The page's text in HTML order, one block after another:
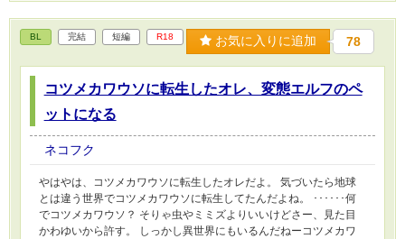
BL 完結 短編 R18 お気に入りに追加 78
コツメカワウソに転生したオレ、変態エルフのペ
ットになる
ネコフク
やはやは、コツメカワウソに転生したオレだよ。 気づいたら地球
とは違う世界でコツメカワウソに転生してたんだよね。 ･･････何
でコツメカワウソ？ そりゃ虫やミミズよりいいけどさー、見た目
かわゆいから許す。 しっかし異世界にもいるんだねーコツメカワ